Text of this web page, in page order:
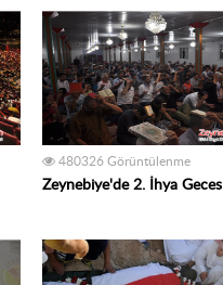
480326 Görüntülenme
Zeynebiye'de 2. İhya Geces